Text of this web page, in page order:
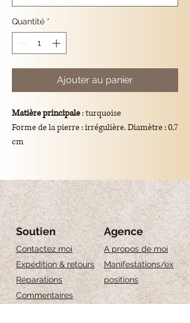
Quantité *
Ajouter au panier
Matière principale: turquoise
Forme de la pierre : irrégulière. Diamètre : 0,7
cm
de 3,7 cm
Support : crochet et chaîne en argent/plaqué
or 925.
Signification symbolique
: la turquoise
symbolise la protection, la sagesse et la
guérison intérieure.
Soutien
Contactez moi
Expédition & retours
Réparations
Commentaires
Agence
A propos de moi
Manifestations/ex
positions